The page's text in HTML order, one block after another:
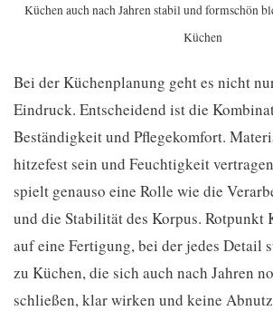
Küchen auch nach Jahren stabil und formschön
Küchen
Bei der Küchenplanung geht es nicht
Eindruck. Entscheidend ist die
Beständigkeit und Pflegekomfort.
hitzefest sein und Feuchtigkeit
spielt genauso eine Rolle wie die
und die Stabilität des Korpus. Rotpunkt
auf eine Fertigung, bei der jedes Detail
zu Küchen, die sich auch nach Jahren
schließen, klar wirken und keine